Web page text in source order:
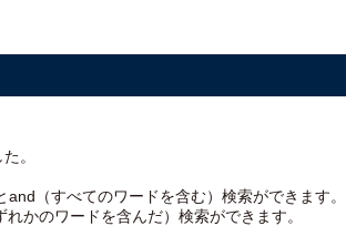
。
and（すべてのワードを含む）検索ができます。
かのワードを含んだ）検索ができます。